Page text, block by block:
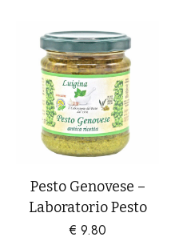
Pesto Genovese –
Laboratorio Pesto
€ 9.80